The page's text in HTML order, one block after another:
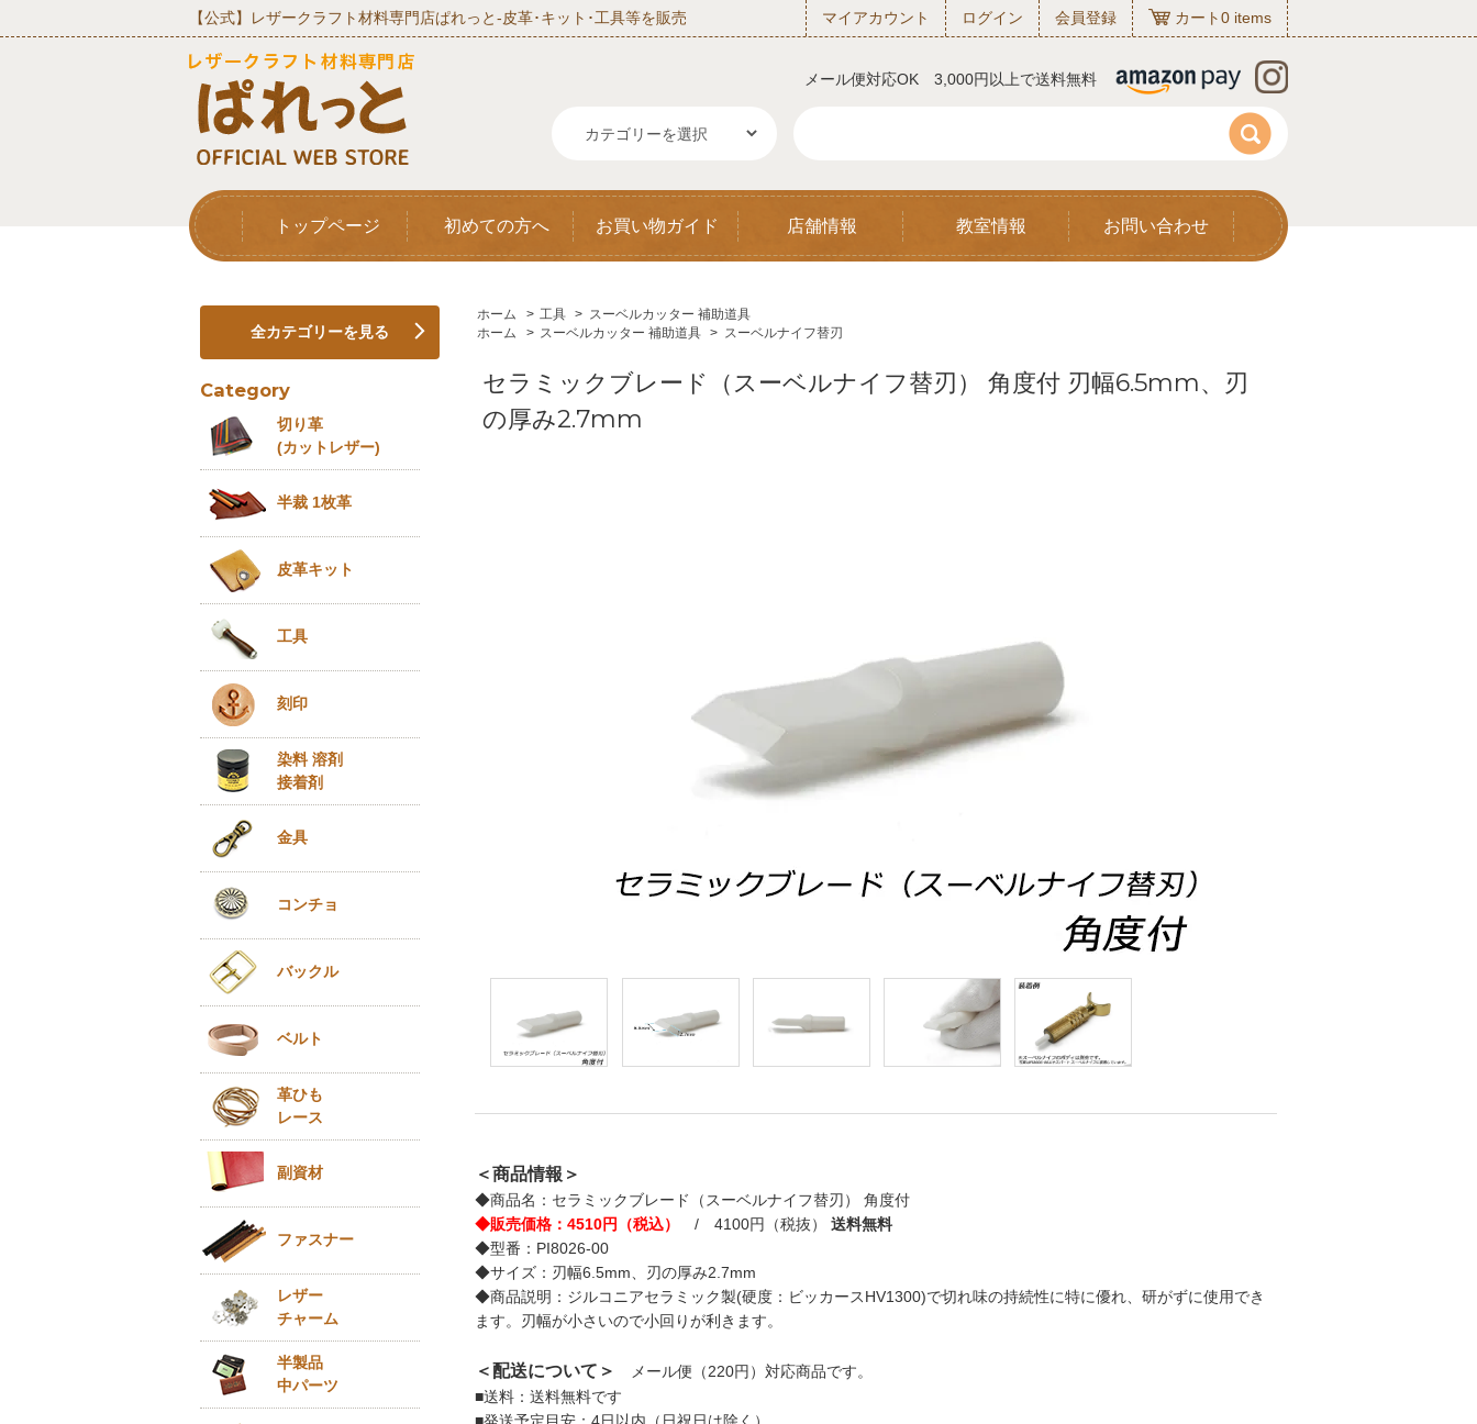
【公式】レザークラフト材料専門店ぱれっと‐皮革･キット･工具等を販売 マイアカウント ログイン 会員登録 カート0 items
メール便対応OK 3,000円以上で送料無料
トップページ 初めての方へ お買い物ガイド 店舗情報 教室情報 お問い合わせ
ホーム > 工具 > スーベルカッター 補助道具
ホーム
> スーベルカッター 補助道具 > スーベルナイフ替刃
セラミックブレード（スーベルナイフ替刃） 角度付 刃幅6.5mm、刃
の厚み2.7mm
＜商品情報＞
◆商品名：セラミックブレード（スーベルナイフ替刃） 角度付
◆販売価格：4510円（税込）
/ 4100円（税抜） 送料無料
◆型番：PI8026-00
◆サイズ：刃幅6.5mm、刃の厚み2.7mm
◆商品説明：ジルコニアセラミック製(硬度：ビッカースHV1300)で切れ味の持続性に特に優れ、研がずに使用でき
ます。刃幅が小さいので小回りが利きます。
＜配送について＞
メール便（220円）対応商品です。
■送料：送料無料です
全カテゴリーを見る
Category
切り革
(カットレザー)
半裁 1枚革
皮革キット
工具
刻印
染料 溶剤
接着剤
金具
コンチョ
バックル
ベルト
革ひも
レース
副資材
ファスナー
レザー
チャーム
半製品
中パーツ